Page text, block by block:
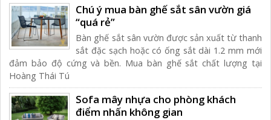
Chú ý mua bàn ghế sắt sân vườn giá
“quá rẻ”
Bàn ghế sắt sân vườn được sản xuất từ thanh
sắt đặc sạch hoặc có ống sắt dài 1.2 mm mới
đảm bảo độ cứng và bền. Mua bàn ghế sắt chất lượng tại
Hoàng Thái Tú
Sofa mây nhựa cho phòng khách
điểm nhấn không gian